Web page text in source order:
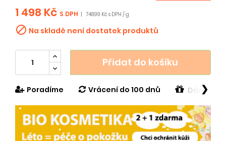
1 498 Kč S DPH 748.99 Kč s DPH / g
 Na skladě není dostatek produktů
Přidat do košíku
Poradíme Vrácení do 100 dnů Dárek v
❯